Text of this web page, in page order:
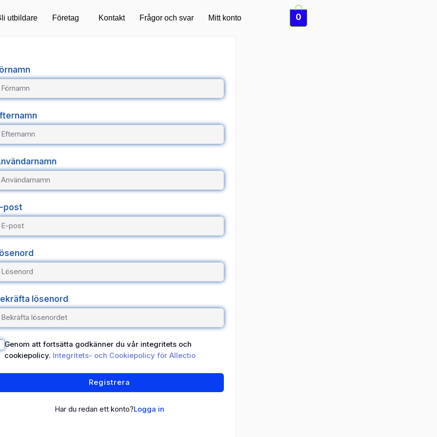
utbildare Företag Kontakt Frågor och svar Mitt konto 0
post
lösenord
Genom att fortsätta godkänner du vår integritets och
cookiepolicy. Integritets- och Cookiepolicy för Allectio
Registrera
Har du redan ett konto?Logga in